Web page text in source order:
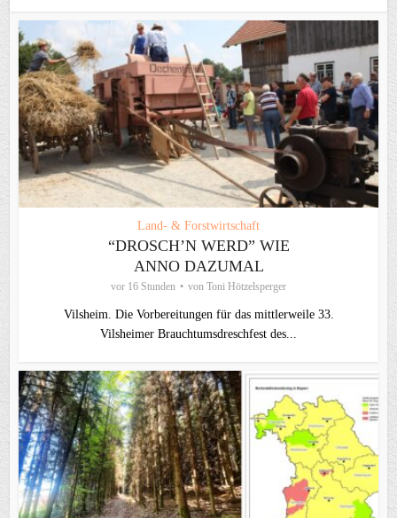
Land- & Forstwirtschaft
“DROSCH’N WERD” WIE
ANNO DAZUMAL
vor 16 Stunden von Toni Hötzelsperger
Vilsheim. Die Vorbereitungen für das mittlerweile 33.
Vilsheimer Brauchtumsdreschfest des...